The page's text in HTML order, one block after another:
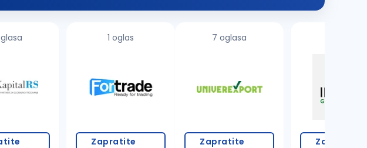
1 oglas
Zapratite
7 oglasa
Zapratite Zapratite